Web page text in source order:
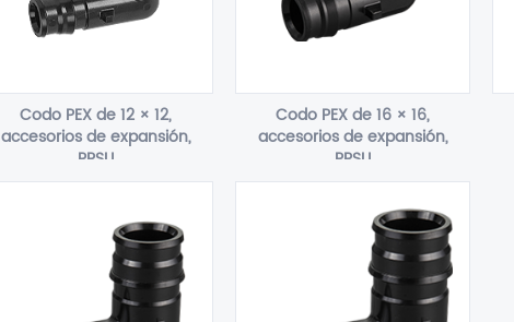
Codo PEX de 12 × 12,
accesorios de expansión,
PPSU
Codo PEX de 16 × 16,
accesorios de expansión,
PPSU